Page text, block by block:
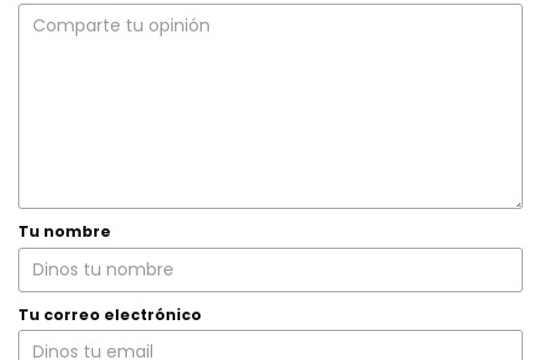
Tu nombre
Tu correo electrónico